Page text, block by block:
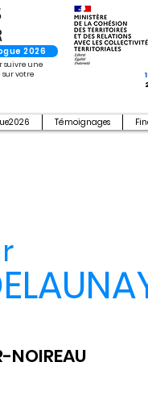
2026
suivre une
votre
Témoignages
NOIREAU